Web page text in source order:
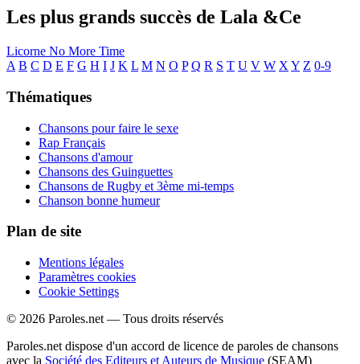
Les plus grands succès de Lala &Ce
Licorne No More Time
A B C D E F G H I J K L M N O P Q R S T U V W X Y Z 0-9
Thématiques
Chansons pour faire le sexe
Rap Français
Chansons d'amour
Chansons des Guinguettes
Chansons de Rugby et 3ème mi-temps
Chanson bonne humeur
Plan de site
Mentions légales
Paramètres cookies
Cookie Settings
© 2026 Paroles.net — Tous droits réservés
Paroles.net dispose d'un accord de licence de paroles de chansons
avec la Société des Editeurs et Auteurs de Musique (SEAM)